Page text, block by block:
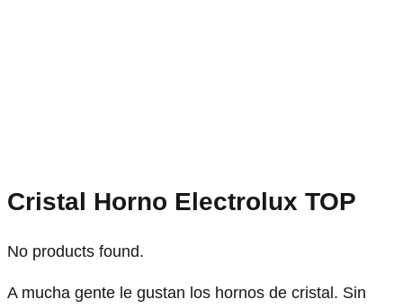
Cristal Horno Electrolux TOP
No products found.
A mucha gente le gustan los hornos de cristal. Sin